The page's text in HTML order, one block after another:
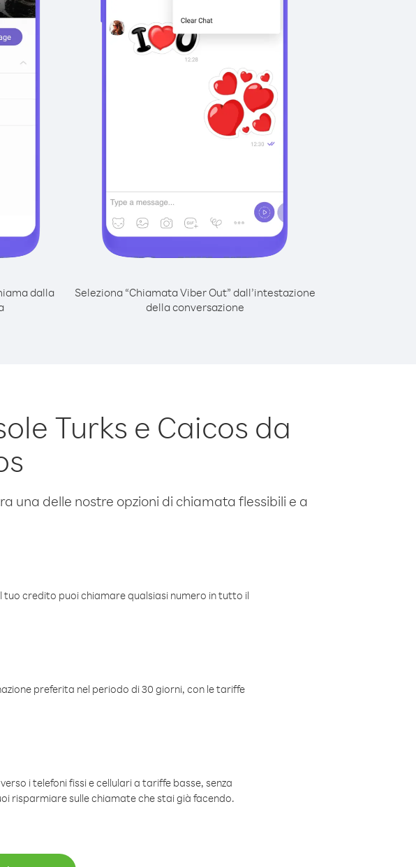
dalla
Seleziona “Chiamata Viber Out” dall’intestazione
della conversazione
Turks e Caicos da
una delle nostre opzioni di chiamata flessibili e a
credito puoi chiamare qualsiasi numero in tutto il
preferita nel periodo di 30 giorni, con le tariffe
i telefoni fissi e cellulari a tariffe basse, senza
risparmiare sulle chiamate che stai già facendo.